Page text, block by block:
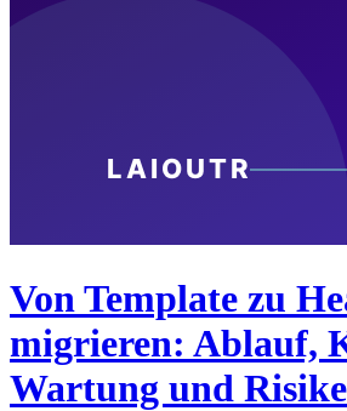
Von Template zu
migrieren: Ablauf,
Wartung und